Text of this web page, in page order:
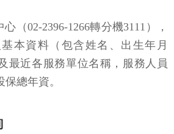
（02-2396-1266轉分機3111），
本資料（包含姓名、出生年月
最近各服務單位名稱，服務人員
總年資。